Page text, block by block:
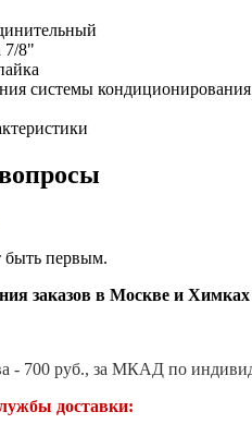
7/8"
системы
первым.
заказов в Москве и Химках
- 700 руб., за МКАД по
доставки: